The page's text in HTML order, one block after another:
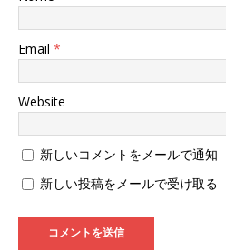
Email *
Website
新しいコメントをメールで通知
新しい投稿をメールで受け取る